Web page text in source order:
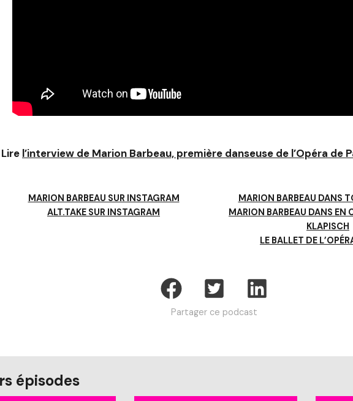
Lire l’interview de Marion Barbeau, première danseuse de l’Opéra de
MARION BARBEAU SUR INSTAGRAM
ALT.TAKE SUR INSTAGRAM
MARION BARBEAU DANS
MARION BARBEAU DANS EN
KLAPISCH
LE BALLET DE
Partager ce podcast
épisodes